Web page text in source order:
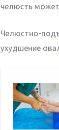
челюсть может
Челюстно-
ухудшение